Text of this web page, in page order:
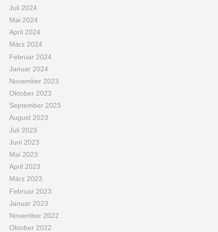
Juli 2024
Mai 2024
April 2024
März 2024
Februar 2024
Januar 2024
November 2023
Oktober 2023
September 2023
August 2023
Juli 2023
Juni 2023
Mai 2023
April 2023
März 2023
Februar 2023
Januar 2023
November 2022
Oktober 2022